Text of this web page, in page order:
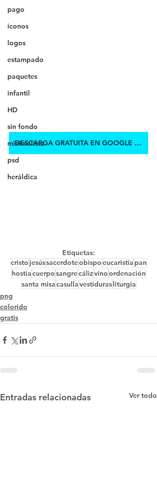
pago
iconos
logos
estampado
paquetes
infantil
HD
sin fondo
minimalista
psd
heráldica
DESCARGA GRATUITA EN GOOGLE DRIVE
Etiquetas:
cristo jesússacerdoteobispoeucaristía pan
hostiacuerposangrecálizvinoordenación
santa misacasullavestidurasliturgia
png
colorido
gratis
Entradas relacionadas Ver todo